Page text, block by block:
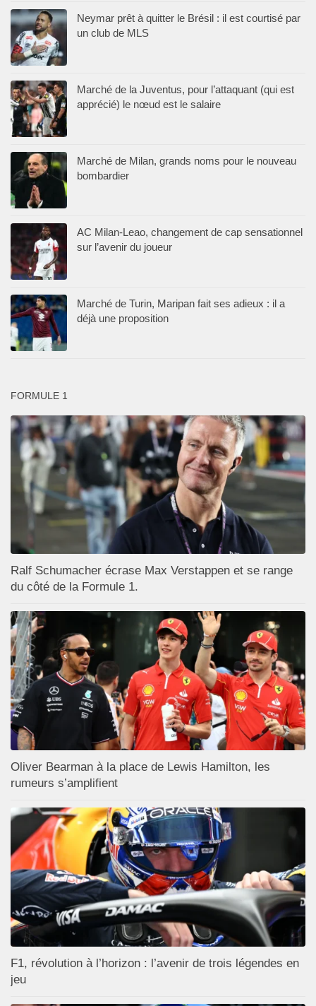
Neymar prêt à quitter le Brésil : il est courtisé par
un club de MLS
Marché de la Juventus, pour l’attaquant (qui est
apprécié) le nœud est le salaire
Marché de Milan, grands noms pour le nouveau
bombardier
AC Milan-Leao, changement de cap sensationnel
sur l’avenir du joueur
Marché de Turin, Maripan fait ses adieux : il a
déjà une proposition
FORMULE 1
Ralf Schumacher écrase Max Verstappen et se range
du côté de la Formule 1.
Oliver Bearman à la place de Lewis Hamilton, les
rumeurs s’amplifient
F1, révolution à l’horizon : l’avenir de trois légendes en
jeu